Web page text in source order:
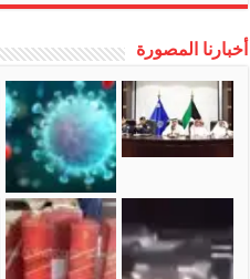
أخبارنا المصورة